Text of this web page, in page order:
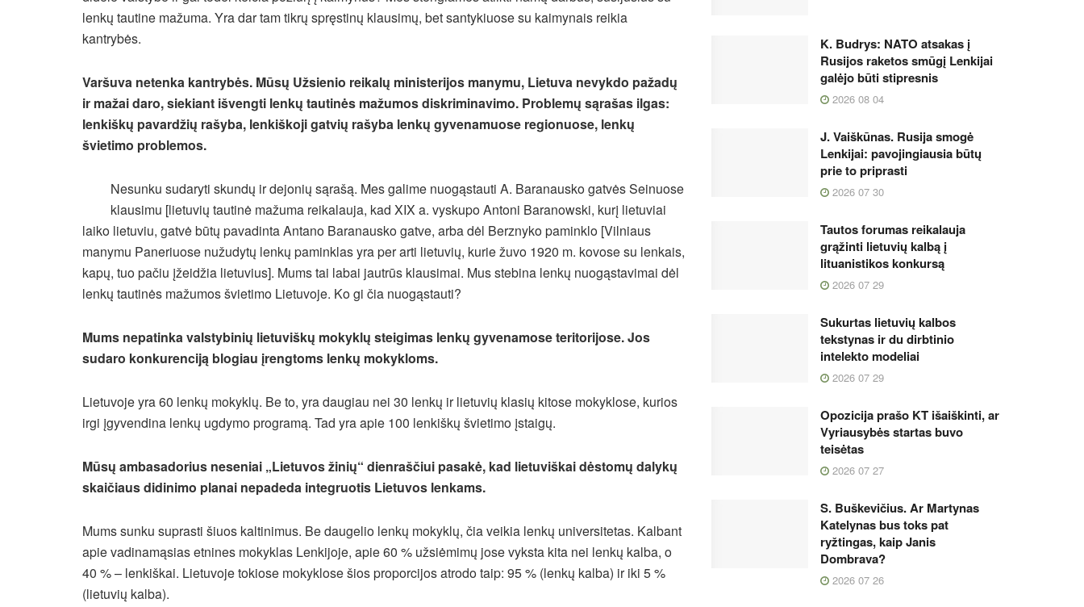
lenkų tautine mažuma. Yra dar tam tikrų spręstinų klausimų, bet santykiuose su kaimynais reikia
kantrybės.
Varšuva netenka kantrybės. Mūsų Užsienio reikalų ministerijos manymu, Lietuva nevykdo pažadų
ir mažai daro, siekiant išvengti lenkų tautinės mažumos diskriminavimo. Problemų sąrašas ilgas:
lenkiškų pavardžių rašyba, lenkiškoji gatvių rašyba lenkų gyvenamuose regionuose, lenkų
švietimo problemos.
Nesunku sudaryti skundų ir dejonių sąrašą. Mes galime nuogąstauti A. Baranausko gatvės Seinuose
klausimu [lietuvių tautinė mažuma reikalauja, kad XIX a. vyskupo Antoni Baranowski, kurį lietuviai
laiko lietuviu, gatvė būtų pavadinta Antano Baranausko gatve, arba dėl Berznyko paminklo [Vilniaus
manymu Paneriuose nužudytų lenkų paminklas yra per arti lietuvių, kurie žuvo 1920 m. kovose su lenkais,
kapų, tuo pačiu įžeidžia lietuvius]. Mums tai labai jautrūs klausimai. Mus stebina lenkų nuogąstavimai dėl
lenkų tautinės mažumos švietimo Lietuvoje. Ko gi čia nuogąstauti?
Mums nepatinka valstybinių lietuviškų mokyklų steigimas lenkų gyvenamose teritorijose. Jos
sudaro konkurenciją blogiau įrengtoms lenkų mokykloms.
Lietuvoje yra 60 lenkų mokyklų. Be to, yra daugiau nei 30 lenkų ir lietuvių klasių kitose mokyklose, kurios
irgi įgyvendina lenkų ugdymo programą. Tad yra apie 100 lenkiškų švietimo įstaigų.
Mūsų ambasadorius neseniai „Lietuvos žinių“ dienraščiui pasakė, kad lietuviškai dėstomų dalykų
skaičiaus didinimo planai nepadeda integruotis Lietuvos lenkams.
Mums sunku suprasti šiuos kaltinimus. Be daugelio lenkų mokyklų, čia veikia lenkų universitetas. Kalbant
apie vadinamąsias etnines mokyklas Lenkijoje, apie 60 % užsiėmimų jose vyksta kita nei lenkų kalba, o
40 % – lenkiškai. Lietuvoje tokiose mokyklose šios proporcijos atrodo taip: 95 % (lenkų kalba) ir iki 5 %
(lietuvių kalba).
K. Budrys: NATO atsakas į
Rusijos raketos smūgį Lenkijai
galėjo būti stipresnis
2026 08 04
J. Vaiškūnas. Rusija smogė
Lenkijai: pavojingiausia būtų
prie to priprasti
2026 07 30
Tautos forumas reikalauja
grąžinti lietuvių kalbą į
lituanistikos konkursą
2026 07 29
Sukurtas lietuvių kalbos
tekstynas ir du dirbtinio
intelekto modeliai
2026 07 29
Opozicija prašo KT išaiškinti, ar
Vyriausybės startas buvo
teisėtas
2026 07 27
S. Buškevičius. Ar Martynas
Katelynas bus toks pat
ryžtingas, kaip Janis
Dombrava?
2026 07 26